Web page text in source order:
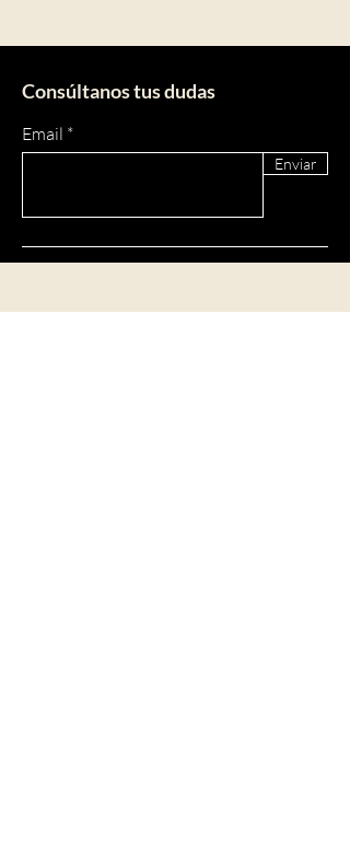
Consúltanos tus dudas
Email
Enviar